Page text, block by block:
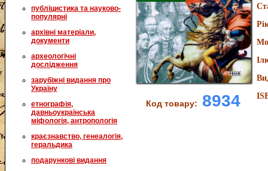
публіцистика та науково-
популярні
архівні матеріали,
документи
археологічні
дослідження
зарубіжні видання про
Україну
етнографія,
давньоукраїнська
міфологія, антропологія
краєзнавство, генеалогія,
геральдика
подарункові видання
Код товару: 8934